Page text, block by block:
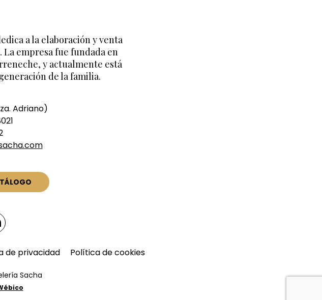
a la elaboración y venta
empresa fue fundada en
y actualmente está
de la familia.
Adriano)
de privacidad Política de cookies
Sacha